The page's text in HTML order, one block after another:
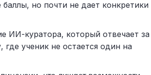
но почти не дает конкретики
ИИ-куратора, который отвечает за
ученик не остается один на